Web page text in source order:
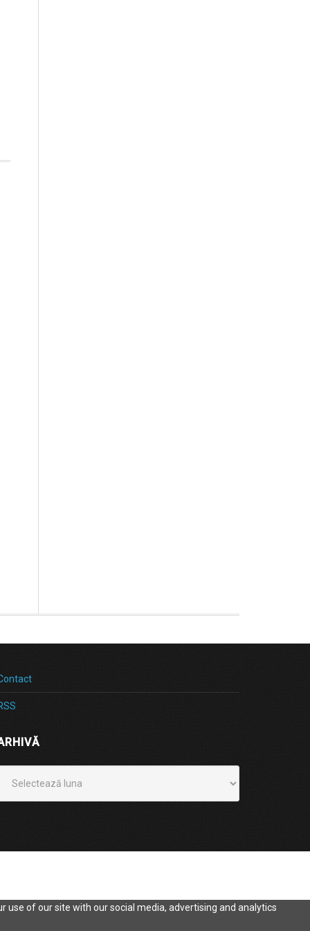
use of our site with our social media, advertising and analytics